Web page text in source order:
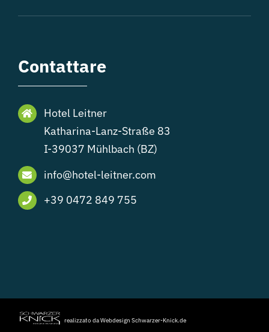
Contattare
Hotel Leitner
Katharina-Lanz-Straße 83
I-39037 Mühlbach (BZ)
info@hotel-leitner.com
+39 0472 849 755
realizzato da Webdesign Schwarzer-Knick.de